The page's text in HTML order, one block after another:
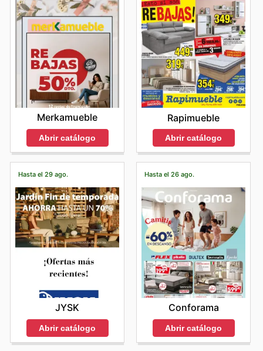
Merkamueble
Abrir catálogo
Rapimueble
Abrir catálogo
Hasta el 29 ago.
JYSK
Abrir catálogo
Hasta el 26 ago.
Conforama
Abrir catálogo